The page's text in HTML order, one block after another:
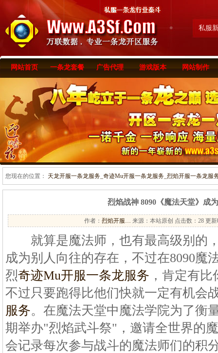
私服
网站首页 一条龙套餐 广告代理 游戏版本 网站制作
您现在的位置： 天龙开服一条龙服务_奇迹Mu开服一条龙服务_烈焰开服一条龙服
烈焰战神 8090《魔法天堂》成
作者： 烈焰开服… 来源：本站原创 点击数： 28 更新
就算是魔法师，也有最高级别的
成为别人向往的存在，不过在8090魔
烈奇迹Mu开服一条龙服务 ，肯定有
不过只要跑得比他们快就一定有机会
服务。在魔法天堂中魔法学院为了衡
期举办"烈焰武斗祭"，邀请全世界的
会记录每次参与战斗的魔法师们的积